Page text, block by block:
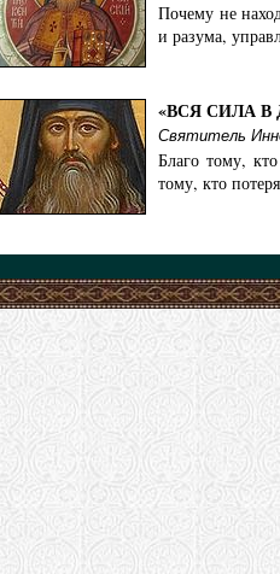
Почему не
и разума,
«ВСЯ СИЛА
Святитель
Благо тому,
тому, кто